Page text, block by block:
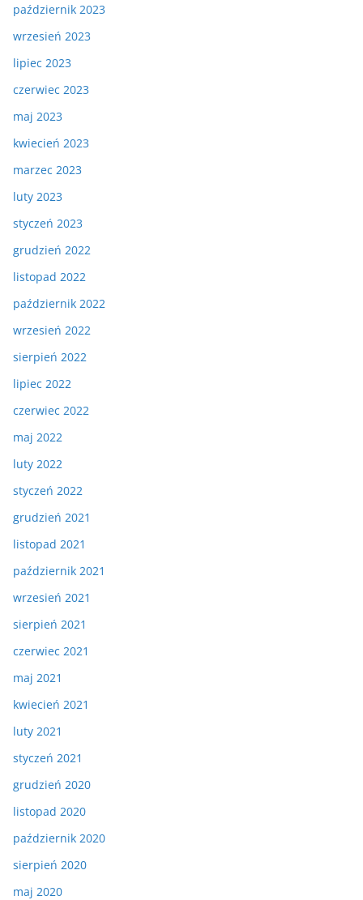
październik 2023
wrzesień 2023
lipiec 2023
czerwiec 2023
maj 2023
kwiecień 2023
marzec 2023
luty 2023
styczeń 2023
grudzień 2022
listopad 2022
październik 2022
wrzesień 2022
sierpień 2022
lipiec 2022
czerwiec 2022
maj 2022
luty 2022
styczeń 2022
grudzień 2021
listopad 2021
październik 2021
wrzesień 2021
sierpień 2021
czerwiec 2021
maj 2021
kwiecień 2021
luty 2021
styczeń 2021
grudzień 2020
listopad 2020
październik 2020
sierpień 2020
maj 2020